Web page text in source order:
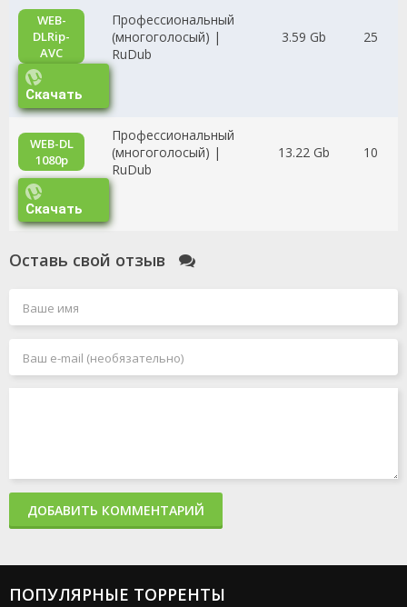
WEB-
DLRip-
AVC
Профессиональный
(многоголосый) |
RuDub
3.59 Gb 25
Скачать
WEB-DL
1080p
Профессиональный
(многоголосый) |
RuDub
13.22 Gb 10
Скачать
Оставь свой отзыв
ДОБАВИТЬ КОММЕНТАРИЙ
ПОПУЛЯРНЫЕ ТОРРЕНТЫ